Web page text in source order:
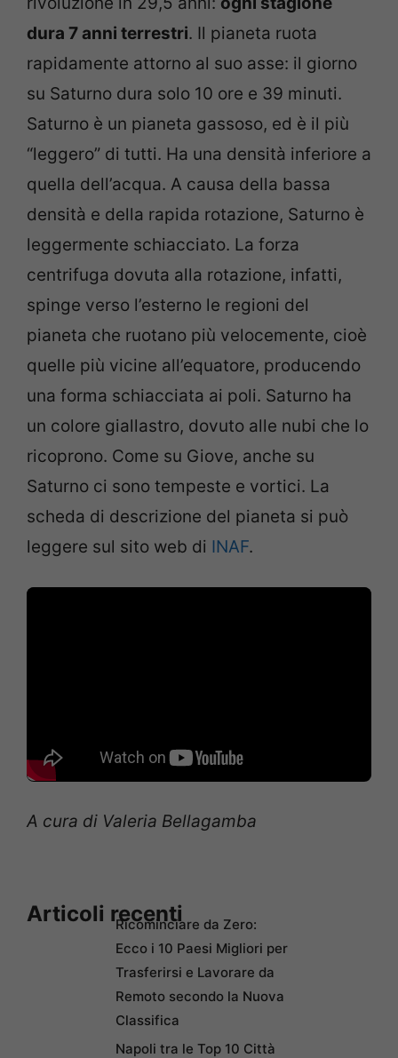
dura 7 anni terrestri. Il pianeta ruota
rapidamente attorno al suo asse: il giorno
su Saturno dura solo 10 ore e 39 minuti.
Saturno è un pianeta gassoso, ed è il più
“leggero” di tutti. Ha una densità inferiore a
quella dell’acqua. A causa della bassa
densità e della rapida rotazione, Saturno è
leggermente schiacciato. La forza
centrifuga dovuta alla rotazione, infatti,
spinge verso l’esterno le regioni del
pianeta che ruotano più velocemente, cioè
quelle più vicine all’equatore, producendo
una forma schiacciata ai poli. Saturno ha
un colore giallastro, dovuto alle nubi che lo
ricoprono. Come su Giove, anche su
Saturno ci sono tempeste e vortici. La
scheda di descrizione del pianeta si può
leggere sul sito web di INAF.
A cura di Valeria Bellagamba
Articoli recentiRicominciare da Zero:
Ecco i 10 Paesi Migliori per
Trasferirsi e Lavorare da
Remoto secondo la Nuova
Classifica
Napoli tra le Top 10 Città